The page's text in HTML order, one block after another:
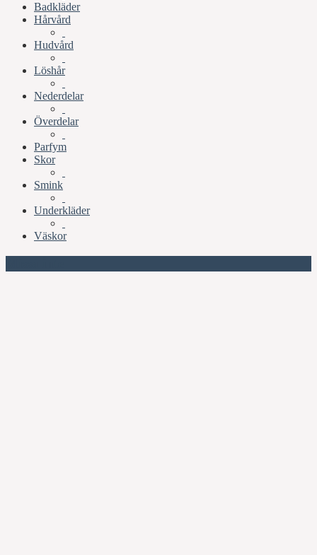
Badkläder
Hårvård
Hudvård
Löshår
Nederdelar
Överdelar
Parfym
Skor
Smink
Underkläder
Väskor